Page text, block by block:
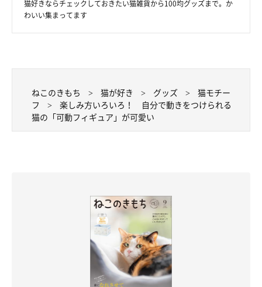
猫好きならチェックしておきたい猫雑貨から100均グッズまで。か
わいい集まってます
ねこのきもち 猫が好き グッズ
猫モチー
フ
楽しみ方いろいろ！ 自分で動きをつけられる
猫の「可動フィギュア」が可愛い